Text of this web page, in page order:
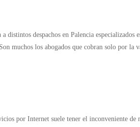
distintos despachos en Palencia especializados
muchos los abogados que cobran solo por la
por Internet suele tener el inconveniente de